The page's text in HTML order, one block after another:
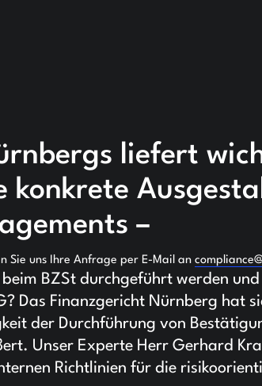
liefert
–
Sie uns Ihre Anfrage per E-Mail an
BZSt durchgeführt werden
Das Finanzgericht Nürnberg hat
der Durchführung von
Unser Experte Herr Gerhard
Richtlinien für die